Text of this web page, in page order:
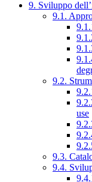
9. Sviluppo
9.1.
9.2.
use
9.3.
9.4.